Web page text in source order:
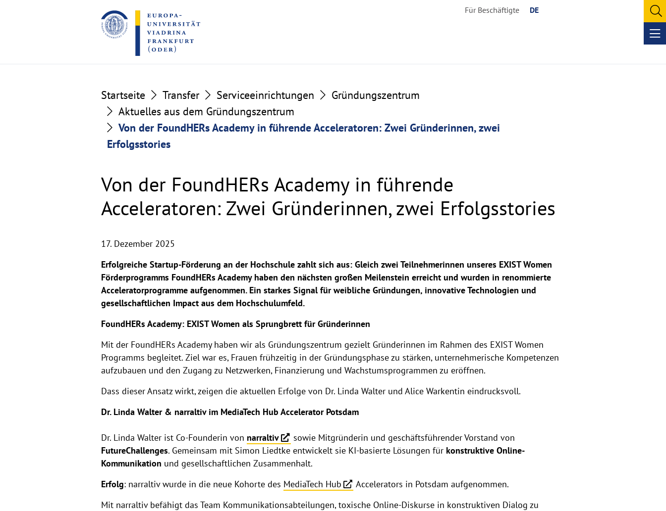
to
the
content
to
the
footer
Für Beschäftigte DE
Startseite Transfer Serviceeinrichtungen
Gründungszentrum
Aktuelles aus dem Gründungszentrum
Von der FoundHERs Academy in führende Acceleratoren: Zwei Gründerinnen, zwei
Erfolgsstories
Von der FoundHERs Academy in führende
Acceleratoren: Zwei Gründerinnen, zwei Erfolgsstories
17. Dezember 2025
Erfolgreiche Startup-Förderung an der Hochschule zahlt sich aus: Gleich zwei Teilnehmerinnen unseres EXIST Women
Förderprogramms FoundHERs Academy haben den nächsten großen Meilenstein erreicht und wurden in renommierte
Acceleratorprogramme aufgenommen. Ein starkes Signal für weibliche Gründungen, innovative Technologien und
gesellschaftlichen Impact aus dem Hochschulumfeld.
FoundHERs Academy: EXIST Women als Sprungbrett für Gründerinnen
Mit der FoundHERs Academy haben wir als Gründungszentrum gezielt Gründerinnen im Rahmen des EXIST Women
Programms begleitet. Ziel war es, Frauen frühzeitig in der Gründungsphase zu stärken, unternehmerische Kompetenzen
aufzubauen und den Zugang zu Netzwerken, Finanzierung und Wachstumsprogrammen zu eröffnen.
Dass dieser Ansatz wirkt, zeigen die aktuellen Erfolge von Dr. Linda Walter und Alice Warkentin eindrucksvoll.
Dr. Linda Walter & narraltiv im MediaTech Hub Accelerator Potsdam
Dr. Linda Walter ist Co-Founderin von narraltiv
sowie Mitgründerin und geschäftsführender Vorstand von
FutureChallenges. Gemeinsam mit Simon Liedtke entwickelt sie KI-basierte Lösungen für konstruktive Online-
Kommunikation und gesellschaftlichen Zusammenhalt.
Erfolg: narraltiv wurde in die neue Kohorte des MediaTech Hub
Accelerators in Potsdam aufgenommen.
Mit narraltiv befähigt das Team Kommunikationsabteilungen, toxische Online-Diskurse in konstruktiven Dialog zu